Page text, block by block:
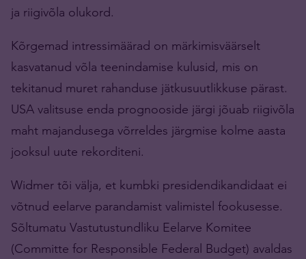
ja riigivõla olukord.
Kõrgemad intressimäärad on märkimisväärselt
kasvatanud võla teenindamise kulusid, mis on
tekitanud muret rahanduse jätkusuutlikkuse pärast.
USA valitsuse enda prognooside järgi jõuab riigivõla
maht majandusega võrreldes järgmise kolme aasta
jooksul uute rekorditeni.
Widmer tõi välja, et kumbki presidendikandidaat ei
võtnud eelarve parandamist valimistel fookusesse.
Sõltumatu Vastutustundliku Eelarve Komitee
(Committe for Responsible Federal Budget) avaldas